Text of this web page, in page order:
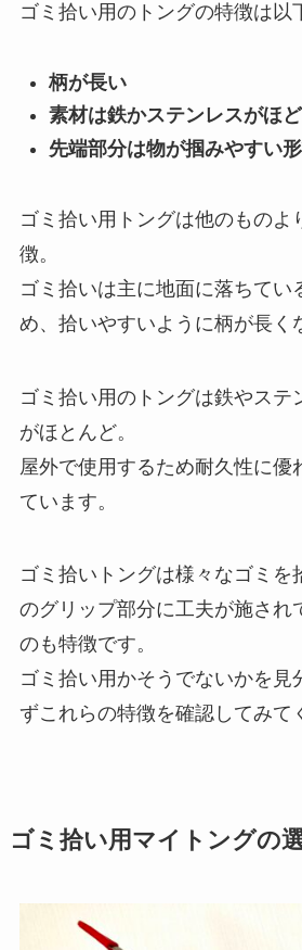
ゴミ拾い用のトングの特徴は以
柄が長い
素材は鉄かステンレスがほ
先端部分は物が掴みやすい
ゴミ拾い用トングは他のものよ
徴。
ゴミ拾いは主に地面に落ちてい
め、拾いやすいように柄が長く
ゴミ拾い用のトングは鉄やステ
がほとんど。
屋外で使用するため耐久性に優
ています。
ゴミ拾いトングは様々なゴミを
のグリップ部分に工夫が施され
のも特徴です。
ゴミ拾い用かそうでないかを見
ずこれらの特徴を確認してみて
ゴミ拾い用マイトングの